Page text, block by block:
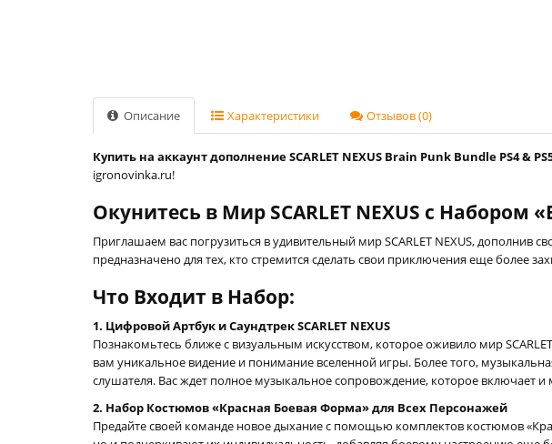
Описание Характеристики Отзывов (0)
Купить на аккаунт дополнение SCARLET NEXUS Brain Punk Bundle PS4 &
igronovinka.ru!
Окунитесь в Мир SCARLET NEXUS с Набором
Приглашаем вас погрузиться в удивительный мир SCARLET NEXUS,
предназначено для тех, кто стремится сделать свои приключения еще более
Что Входит в Набор:
1. Цифровой Артбук и Саундтрек SCARLET NEXUS
Познакомьтесь ближе с визуальным искусством, которое оживило мир
вам уникальное видение и понимание вселенной игры. Более того,
слушателя. Вас ждет полное музыкальное сопровождение, которое включает
2. Набор Костюмов «Красная Боевая Форма» для Всех Персонажей
Предайте своей команде новое дыхание с помощью комплектов костюмов